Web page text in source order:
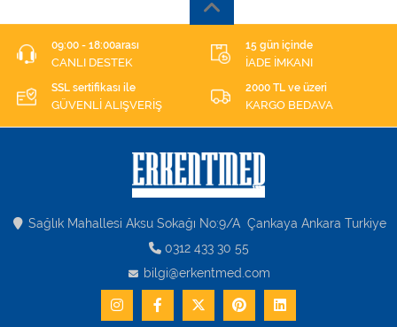
09:00 - 18:00arası
CANLI DESTEK
15 gün içinde
İADE İMKANI
SSL sertifikası ile
GÜVENLİ ALIŞVERİŞ
2000 TL ve üzeri
KARGO BEDAVA
Sağlık Mahallesi Aksu Sokağı No:9/A Çankaya Ankara Turkiye
0312 433 30 55
bilgi@erkentmed.com